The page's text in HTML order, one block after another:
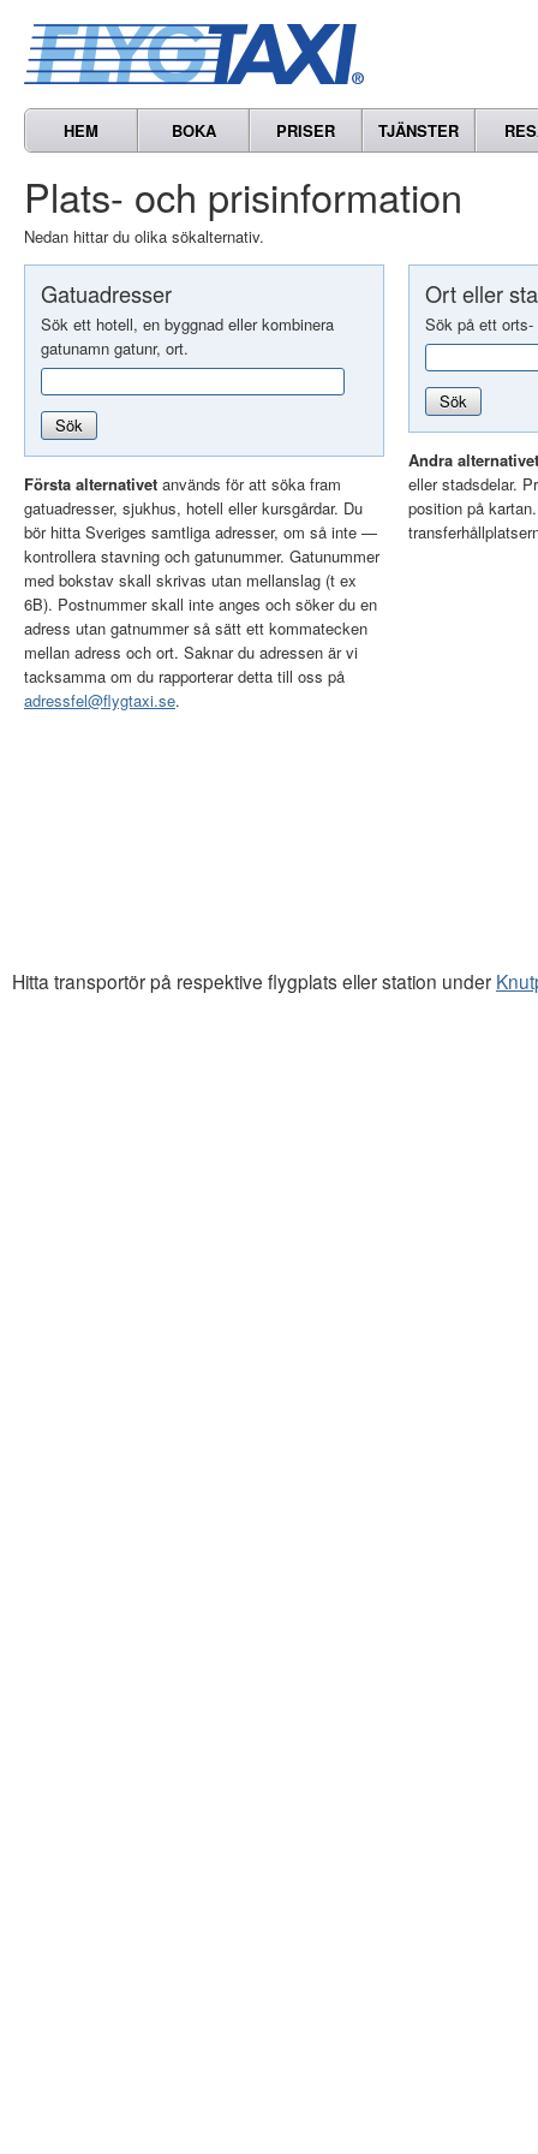
HEM BOKA PRISER TJÄNSTER
Plats- och prisinformation
Nedan hittar du olika sökalternativ.
Gatuadresser
Sök ett hotell, en byggnad eller kombinera
gatunamn gatunr, ort.
Sök
Första alternativet används för att söka fram
gatuadresser, sjukhus, hotell eller kursgårdar. Du
bör hitta Sveriges samtliga adresser, om så inte —
kontrollera stavning och gatunummer. Gatunummer
med bokstav skall skrivas utan mellanslag (t ex
6B). Postnummer skall inte anges och söker du en
adress utan gatnummer så sätt ett kommatecken
mellan adress och ort. Saknar du adressen är vi
tacksamma om du rapporterar detta till oss på
adressfel@flygtaxi.se.
Ort eller
Sök på ett
Sök
Andra alternativet
eller stadsdelar.
position på
Hitta transportör på respektive flygplats eller station under